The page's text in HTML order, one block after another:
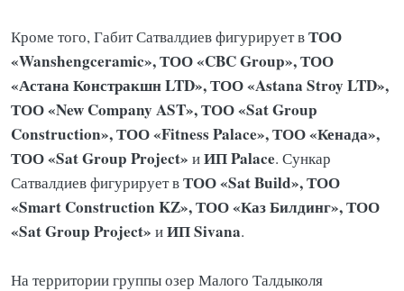
Кроме того, Габит Сатвалдиевфигурирует вТОО
«Wanshengceramic», ТОО «CBC Group», ТОО
«Астана Констракшн LTD», ТОО «Astana Stroy LTD»,
ТОО «New Company AST», ТОО «Sat Group
Construction», ТОО «Fitness Palace», ТОО «Кенада»,
ТОО «Sat Group Project» иИП Palace. Сункар
Сатвалдиев фигурирует вТОО «Sat Build», ТОО
«Smart Construction KZ», ТОО «Каз Билдинг», ТОО
«Sat Group Project» иИП Sivana.
На территории группы озер Малого Талдыколя